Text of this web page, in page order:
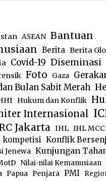
ASEAN Bantuan
Berita Berita
Covid-19 Diseminasi
Foto Gaza
Bulan Sabit Merah
Hukum dan Konflik
Internasional
Jakarta IHL IHL MCC
kompetisi Konflik
Jenewa Kunjungan
Nilai-nilai Kemanusiaan
Papua Penjara PMI